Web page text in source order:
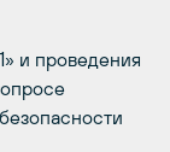
и проведения